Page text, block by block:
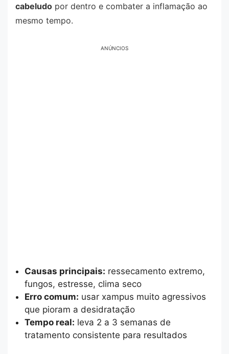
cabeludo por dentro e combater a inflamação ao
mesmo tempo.
ANÚNCIOS
Causas principais: ressecamento extremo,
fungos, estresse, clima seco
Erro comum: usar xampus muito agressivos
que pioram a desidratação
Tempo real: leva 2 a 3 semanas de
tratamento consistente para resultados